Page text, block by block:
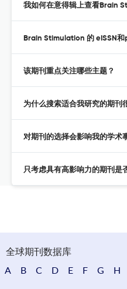
我如何在意得辑上查看Brain
Brain Stimulation 的 eISSN和
该期刊重点关注哪些主题？
为什么搜索适合我研究的期刊
对期刊的选择会影响我的学术
只考虑具有高影响力的期刊是
全球期刊数据库
A
B C D E F G H